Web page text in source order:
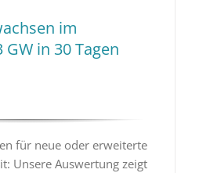
im
in 30 Tagen
für neue oder erweiterte
Unsere Auswertung zeigt